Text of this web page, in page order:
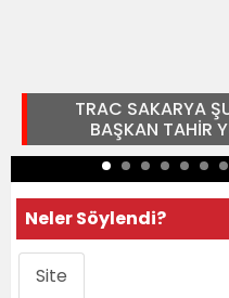
TRAC SAKARYA
BAŞKAN TAHİR
Neler Söylendi?
Site